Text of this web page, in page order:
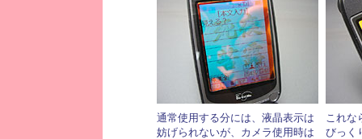
通常使用する分には、液晶表示は
妨げられないが、カメラ使用時は
これな
びっく